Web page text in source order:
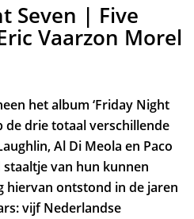
Seven | Five
Vaarzon Morel
het album ‘Friday Night
de drie totaal verschillende
Al Di Meola en Paco
van hun kunnen
hiervan ontstond in de jaren
vijf Nederlandse